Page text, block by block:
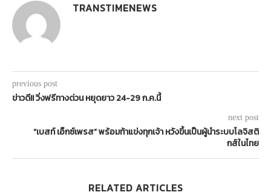
TRANSTIMENEWS
previous post
ข่าวดี!! วิ่งฟรีทางด่วน หยุดยาว 24-29 ก.ค.นี้
next post
“เบสท์ เอ็กซ์เพรส” พร้อมท้าแข่งทุกเจ้า หวังขึ้นเป็นผู้นำระบบโลจิสติ
กส์ในไทย
RELATED ARTICLES